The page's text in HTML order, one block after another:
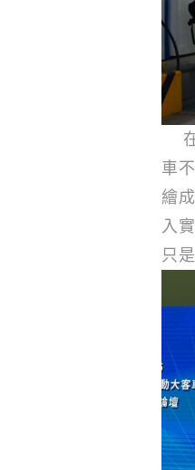
車
繪
入
只